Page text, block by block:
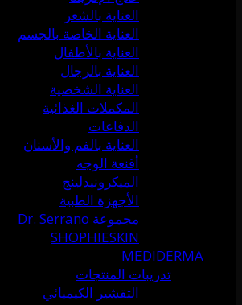
العناية بالشعر
العناية الخاصة بالجسم
العناية بالأطفال
العناية بالرجال
العناية الشخصية
المكملات الغذائية
الدفاعات
العناية بالفم والأسنان
أقنعة الوجه
الميكرونيدلينج
الأجهزة الطبية
مجموعة Dr. Serrano
SHOPHIESKIN
MEDIDERMA
تدريبات المنتجات
التقشير الكيميائي